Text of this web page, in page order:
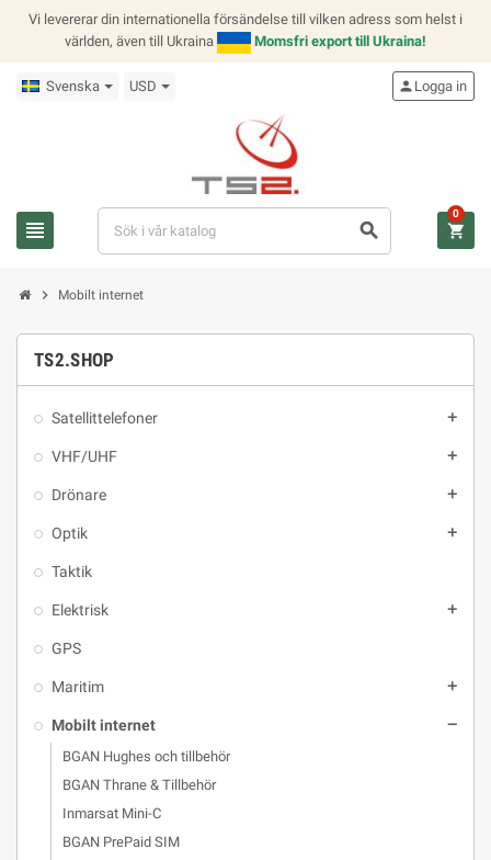
Vi levererar din internationella försändelse till vilken adress som helst i
världen, även till Ukraina
Momsfri export till Ukraina!
Svenska USD
view_headline search
person Logga in
shopping_cart
0
chevron_right Mobilt internet
TS2.SHOP
Satellittelefoner add
VHF/UHF add
Drönare add
Optik add
Taktik
Elektrisk add
GPS
Maritim add
Mobilt internet remove
BGAN Hughes och tillbehör
BGAN Thrane & Tillbehör
Inmarsat Mini-C
BGAN PrePaid SIM